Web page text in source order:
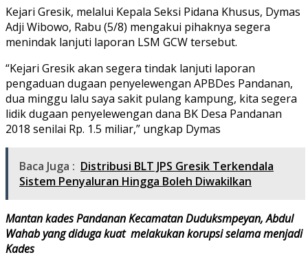
Kejari Gresik, melalui Kepala Seksi Pidana Khusus, Dymas
Adji Wibowo, Rabu (5/8) mengakui pihaknya segera
menindak lanjuti laporan LSM GCW tersebut.
“Kejari Gresik akan segera tindak lanjuti laporan
pengaduan dugaan penyelewengan APBDes Pandanan,
dua minggu lalu saya sakit pulang kampung, kita segera
lidik dugaan penyelewengan dana BK Desa Pandanan
2018 senilai Rp. 1.5 miliar,” ungkap Dymas
Baca Juga : Distribusi BLT JPS Gresik Terkendala
Sistem Penyaluran Hingga Boleh Diwakilkan
Mantan kades Pandanan Kecamatan Duduksmpeyan, Abdul
Wahab yang diduga kuat melakukan korupsi selama menjadi
Kades